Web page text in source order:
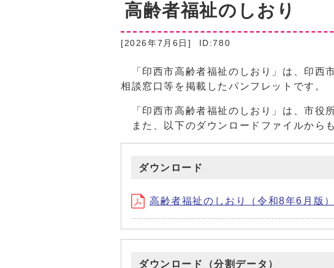
高齢者福祉のしおり
[2026年7月6日] ID:780
「印西市高齢者福祉のしおり」は、印西
相談窓口等を掲載したパンフレットです。
「印西市高齢者福祉のしおり」は、市役
また、以下のダウンロードファイルから
ダウンロード
高齢者福祉のしおり（令和8年6月
ダウンロード（分割データ）